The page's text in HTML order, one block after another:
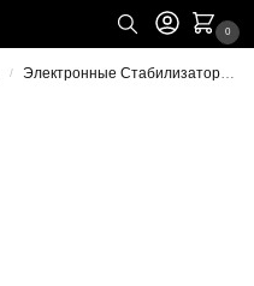
0
/ Электронные Стабилизаторы